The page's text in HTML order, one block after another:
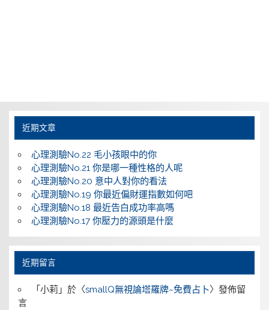
近期文章
心理測驗No.22 毛小孩眼中的你
心理測驗No.21 你是哪一種性格的人呢
心理測驗No.20 意中人對你的看法
心理測驗No.19 你最近偏財運指數如何吧
心理測驗No.18 最近告白成功率高嗎
心理測驗No.17 你壓力的源頭是什麼
近期留言
「 小莉」於〈smallQ無視論塔羅牌~免費占卜〉發佈留
言